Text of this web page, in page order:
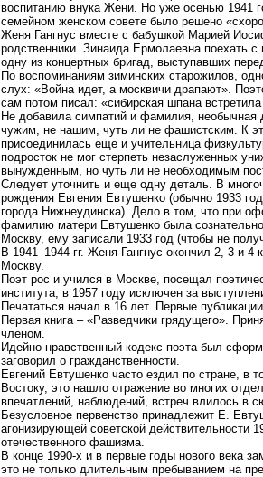
воспитанию внука Жени. Но уже осенью 1941
семейном женском совете было решено
Женя Гангнус вместе с бабушкой Марией
родственники. Зинаида Ермолаевна поехать
одну из концертных бригад, выступавших
По воспоминаниям зиминских старожилов,
слух: «Война идет, а москвичи драпают».
сам потом писал: «сибирская шпана
Не добавила симпатий и фамилия, необычная
чужим, не нашим, чуть ли не фашистским. К
присоединилась еще и учительница
подросток не мог стерпеть незаслуженных
вынужденным, но чуть ли не необходимым
Следует уточнить и еще одну деталь. В
рождения Евгения Евтушенко (обычно 1933
города Нижнеудинска). Дело в том, что при
фамилию матери Евтушенко была
Москву, ему записали 1933 год (чтобы не
В 1941–1944 гг. Женя Гангнус окончил 2, 3 и
Москву.
Поэт рос и учился в Москве, посещал
института, в 1957 году исключен за
Печататься начал в 16 лет. Первые
Первая книга – «Разведчики грядущего».
членом.
Идейно-нравственный кодекс поэта был
заговорил о гражданственности.
Евгений Евтушенко часто ездил по стране,
Востоку, это нашло отражение во многих
впечатлений, наблюдений, встреч влилось в
Безусловное первенство принадлежит Е.
агонизирующей советской действительности
отечественного фашизма.
В конце 1990-х и в первые годы нового века
это не только длительным пребыванием на